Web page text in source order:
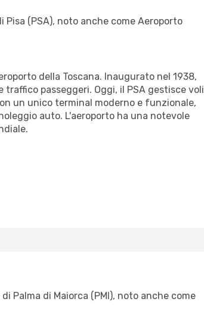
(PSA), noto anche come Aeroporto
della Toscana. Inaugurato nel 1938,
passeggeri. Oggi, il PSA gestisce voli
un unico terminal moderno e funzionale,
auto. L'aeroporto ha una notevole
Palma di Maiorca (PMI), noto anche come